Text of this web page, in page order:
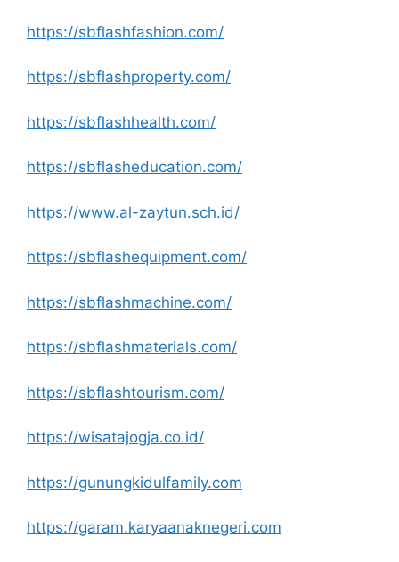
https://sbflashfashion.com/
https://sbflashproperty.com/
https://sbflashhealth.com/
https://sbflasheducation.com/
https://www.al-zaytun.sch.id/
https://sbflashequipment.com/
https://sbflashmachine.com/
https://sbflashmaterials.com/
https://sbflashtourism.com/
https://wisatajogja.co.id/
https://gunungkidulfamily.com
https://garam.karyaanaknegeri.com